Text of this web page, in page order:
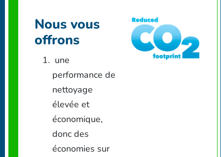
Nous vous
offrons
une
performance de
nettoyage
élevée et
économique,
donc des
économies sur